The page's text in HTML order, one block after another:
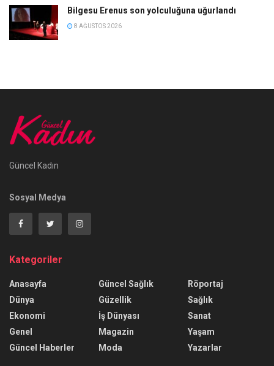
Bilgesu Erenus son yolculuğuna uğurlandı
8 AĞUSTOS 2026
Güncel Kadın
Sosyal Medya
Kategoriler
Anasayfa
Dünya
Ekonomi
Genel
Güncel Haberler
Güncel Sağlık
Güzellik
İş Dünyası
Magazin
Moda
Röportaj
Sağlık
Sanat
Yaşam
Yazarlar